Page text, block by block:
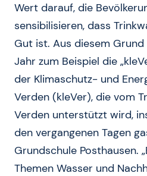
Wert darauf, die
sensibilisieren, dass
Gut ist. Aus diesem
Jahr zum Beispiel die
der Klimaschutz- und
Verden (kleVer), die vom
Verden unterstützt wird,
den vergangenen Tagen
Grundschule Posthausen.
Themen Wasser und